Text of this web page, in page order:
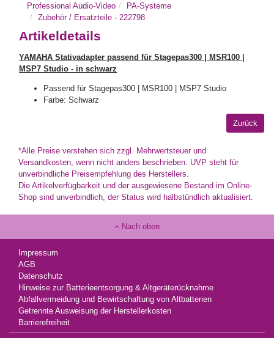
Professional Audio-Video
PA-Systeme
Zubehör / Ersatzteile - 222798
Artikeldetails
YAMAHA Stativadapter passend für Stagepas300 | MSR100 |
MSP7 Studio - in schwarz
Passend für Stagepas300 | MSR100 | MSP7 Studio
Farbe: Schwarz
*Alle Preise verstehen sich zzgl. Mehrwertsteuer und
Versandkosten, wenn nicht anders beschrieben. UVP steht für
unverbindliche Preisempfehlung des Herstellers.
Die Artikelverfügbarkeit und der ausgewiesene Bestand im Online-
Shop sind unverbindlich, der Status wird halbstündlich aktualisiert.
Nach oben
Impressum
AGB
Datenschutz
Hinweise zur Batterieentsorgung & Altgeräterücknahme
Abfallvermeidung und Bewirtschaftung von Altbatterien
Getrennte Ausweisung der Herstellerkosten
Barrierefreiheit